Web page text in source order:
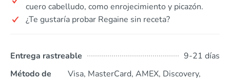
cuero cabelludo, como enrojecimiento y picazón.
¿Te gustaría probar Regaine sin receta?
Entrega rastreable
9-21 días
Método de
Visa, MasterCard, AMEX, Discovery,